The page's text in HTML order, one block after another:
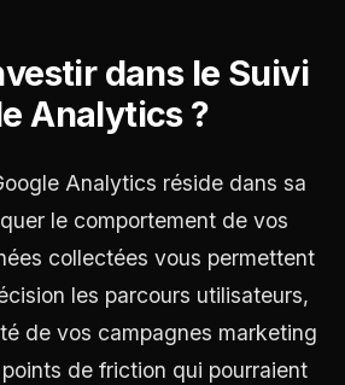
dans le Suivi
Analytics ?
Analytics réside dans sa
le comportement de vos
collectées vous permettent
les parcours utilisateurs,
de vos campagnes marketing
de friction qui pourraient